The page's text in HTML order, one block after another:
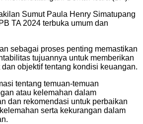
Sumut Paula Henry Simatupang
TA 2024 terbuka umum dan
sebagai proses penting memastikan
tujuannya untuk memberikan
objektif tentang kondisi keuangan.
tentang temuan-temuan
atau kelemahan dalam
dan rekomendasi untuk perbaikan
serta kekurangan dalam